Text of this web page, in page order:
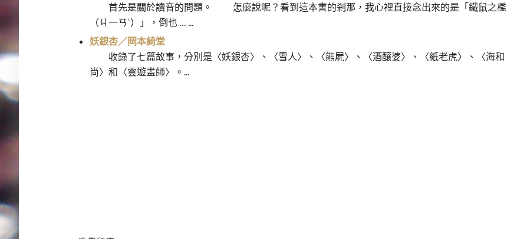
首先是關於讀音的問題。 怎麼說呢？看到這本書的剎那，我心裡直接念出來的是「鐵鼠之檻
（ㄐ一ㄢˋ）」，倒也 … ...
妖銀杏／岡本綺堂
收錄了七篇故事，分別是〈妖銀杏〉、〈雪人〉、〈熊屍〉、〈酒釀婆〉、〈紙老虎〉、〈海和
尚〉和〈雲遊畫師〉。...